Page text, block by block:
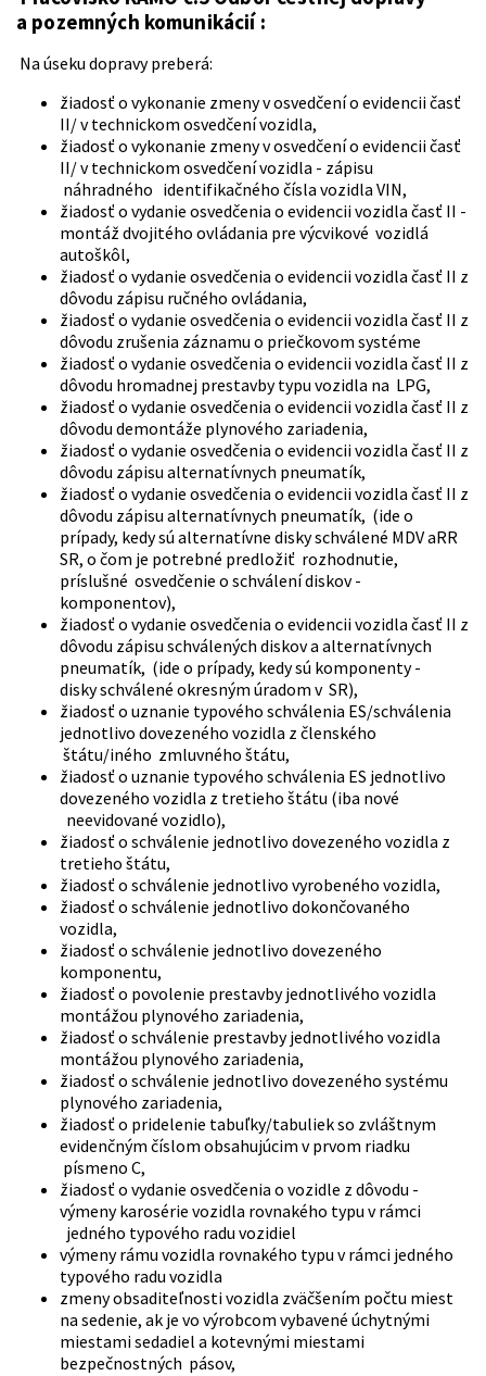
a pozemných komunikácií :
Na úseku dopravy preberá:
žiadosť o vykonanie zmeny v osvedčení o evidencii časť
II/ v technickom osvedčení vozidla,
žiadosť o vykonanie zmeny v osvedčení o evidencii časť
II/ v technickom osvedčení vozidla - zápisu
náhradného identifikačného čísla vozidla VIN,
žiadosť o vydanie osvedčenia o evidencii vozidla časť II -
montáž dvojitého ovládania pre výcvikové vozidlá
autoškôl,
žiadosť o vydanie osvedčenia o evidencii vozidla časť II z
dôvodu zápisu ručného ovládania,
žiadosť o vydanie osvedčenia o evidencii vozidla časť II z
dôvodu zrušenia záznamu o priečkovom systéme
žiadosť o vydanie osvedčenia o evidencii vozidla časť II z
dôvodu hromadnej prestavby typu vozidla na LPG,
žiadosť o vydanie osvedčenia o evidencii vozidla časť II z
dôvodu demontáže plynového zariadenia,
žiadosť o vydanie osvedčenia o evidencii vozidla časť II z
dôvodu zápisu alternatívnych pneumatík,
žiadosť o vydanie osvedčenia o evidencii vozidla časť II z
dôvodu zápisu alternatívnych pneumatík, (ide o
prípady, kedy sú alternatívne disky schválené MDV aRR
SR, o čom je potrebné predložiť rozhodnutie,
príslušné osvedčenie o schválení diskov -
komponentov),
žiadosť o vydanie osvedčenia o evidencii vozidla časť II z
dôvodu zápisu schválených diskov a alternatívnych
pneumatík, (ide o prípady, kedy sú komponenty -
disky schválené okresným úradom v SR),
žiadosť o uznanie typového schválenia ES/schválenia
jednotlivo dovezeného vozidla z členského
štátu/iného zmluvného štátu,
žiadosť o uznanie typového schválenia ES jednotlivo
dovezeného vozidla z tretieho štátu (iba nové
neevidované vozidlo),
žiadosť o schválenie jednotlivo dovezeného vozidla z
tretieho štátu,
žiadosť o schválenie jednotlivo vyrobeného vozidla,
žiadosť o schválenie jednotlivo dokončovaného
vozidla,
žiadosť o schválenie jednotlivo dovezeného
komponentu,
žiadosť o povolenie prestavby jednotlivého vozidla
montážou plynového zariadenia,
žiadosť o schválenie prestavby jednotlivého vozidla
montážou plynového zariadenia,
žiadosť o schválenie jednotlivo dovezeného systému
plynového zariadenia,
žiadosť o pridelenie tabuľky/tabuliek so zvláštnym
evidenčným číslom obsahujúcim v prvom riadku
písmeno C,
žiadosť o vydanie osvedčenia o vozidle z dôvodu -
výmeny karosérie vozidla rovnakého typu v rámci
jedného typového radu vozidiel
výmeny rámu vozidla rovnakého typu v rámci jedného
typového radu vozidla
zmeny obsaditeľnosti vozidla zväčšením počtu miest
na sedenie, ak je vo výrobcom vybavené úchytnými
miestami sedadiel a kotevnými miestami
bezpečnostných pásov,